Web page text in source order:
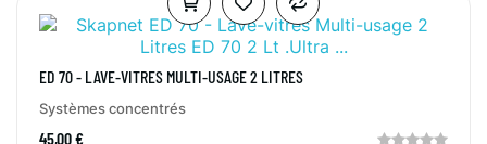
ED 70 - LAVE-VITRES MULTI-USAGE 2 LITRES
Systèmes concentrés
45,00 €